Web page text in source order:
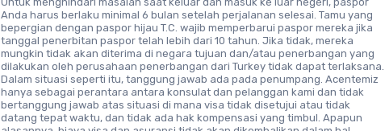
Anda harus berlaku minimal 6 bulan setelah perjalanan selesai. Tamu yang
bepergian dengan paspor hijau T.C. wajib memperbarui paspor mereka jika
tanggal penerbitan paspor telah lebih dari 10 tahun. Jika tidak, mereka
mungkin tidak akan diterima di negara tujuan dan/atau penerbangan yang
dilakukan oleh perusahaan penerbangan dari Turkey tidak dapat terlaksana.
Dalam situasi seperti itu, tanggung jawab ada pada penumpang. Acentemiz
hanya sebagai perantara antara konsulat dan pelanggan kami dan tidak
bertanggung jawab atas situasi di mana visa tidak disetujui atau tidak
datang tepat waktu, dan tidak ada hak kompensasi yang timbul. Apapun